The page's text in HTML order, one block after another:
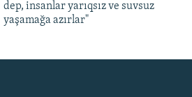
dep, insanlar yarıqsız ve suvsuz
yaşamağa azırlar"